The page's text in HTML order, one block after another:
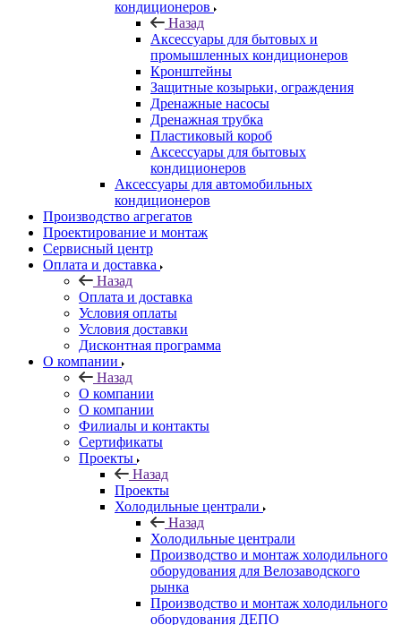
кондиционеров
Назад
Аксессуары для бытовых и
промышленных кондиционеров
Кронштейны
Защитные козырьки, ограждения
Дренажные насосы
Дренажная трубка
Пластиковый короб
Аксессуары для бытовых
кондиционеров
Аксессуары для автомобильных
кондиционеров
Производство агрегатов
Проектирование и монтаж
Сервисный центр
Оплата и доставка
Назад
Оплата и доставка
Условия оплаты
Условия доставки
Дисконтная программа
О компании
Назад
О компании
О компании
Филиалы и контакты
Сертификаты
Проекты
Назад
Проекты
Холодильные централи
Назад
Холодильные централи
Производство и монтаж холодильного
оборудования для Велозаводского
рынка
Производство и монтаж холодильного
оборудования ДЕПО